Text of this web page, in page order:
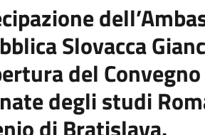
Slovacca
del
degli studi